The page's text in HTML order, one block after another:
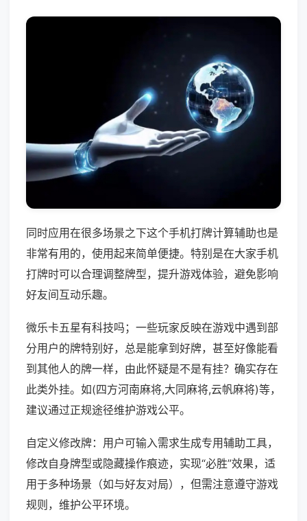
同时应用在很多场景之下这个手机打牌计算辅助也是
非常有用的，使用起来简单便捷。特别是在大家手机
打牌时可以合理调整牌型，提升游戏体验，避免影响
好友间互动乐趣。
微乐卡五星有科技吗；一些玩家反映在游戏中遇到部
分用户的牌特别好，总是能拿到好牌，甚至好像能看
到其他人的牌一样，由此怀疑是不是有挂？确实存在
此类外挂。如(四方河南麻将,大同麻将,云帆麻将)等，
建议通过正规途径维护游戏公平。
自定义修改牌：用户可输入需求生成专用辅助工具，
修改自身牌型或隐藏操作痕迹，实现“必胜”效果，适
用于多种场景（如与好友对局），但需注意遵守游戏
规则，维护公平环境。